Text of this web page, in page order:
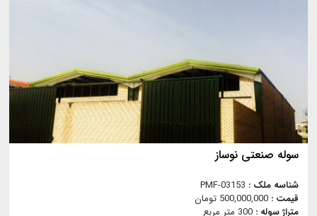
سوله صنعتى نوساز
شناسه ملک : PMF-03153
قیمت : 500,000,000 تومان
متراژ سوله : 300 متر مربع